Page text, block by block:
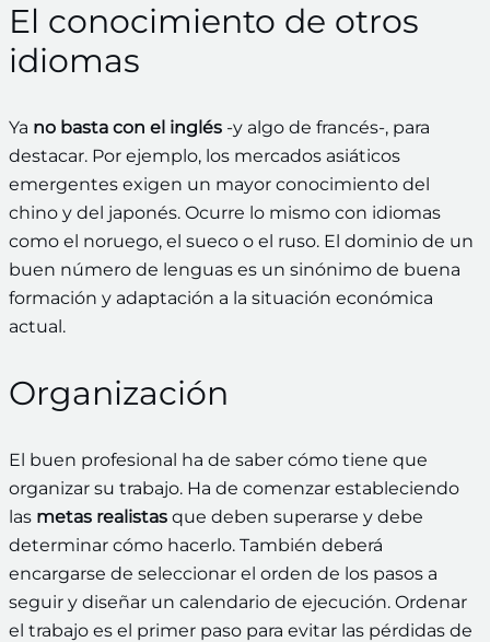
El conocimiento de otros
idiomas
Ya no basta con el inglés -y algo de francés-, para
destacar. Por ejemplo, los mercados asiáticos
emergentes exigen un mayor conocimiento del
chino y del japonés. Ocurre lo mismo con idiomas
como el noruego, el sueco o el ruso. El dominio de un
buen número de lenguas es un sinónimo de buena
formación y adaptación a la situación económica
actual.
Organización
El buen profesional ha de saber cómo tiene que
organizar su trabajo. Ha de comenzar estableciendo
las metas realistas que deben superarse y debe
determinar cómo hacerlo. También deberá
encargarse de seleccionar el orden de los pasos a
seguir y diseñar un calendario de ejecución. Ordenar
el trabajo es el primer paso para evitar las pérdidas de